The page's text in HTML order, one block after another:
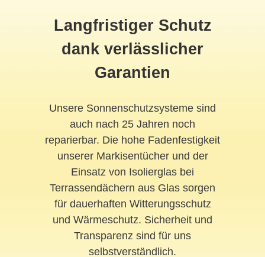
Langfristiger Schutz
dank verlässlicher
Garantien
Unsere Sonnenschutzsysteme sind
auch nach 25 Jahren noch
reparierbar. Die hohe Fadenfestigkeit
unserer Markisentücher und der
Einsatz von Isolierglas bei
Terrassendächern aus Glas sorgen
für dauerhaften Witterungsschutz
und Wärmeschutz. Sicherheit und
Transparenz sind für uns
selbstverständlich.